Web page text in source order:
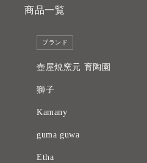
商品一覧
ブランド
壺屋焼窯元 育陶園
獅子
Kamany
guma guwa
Etha